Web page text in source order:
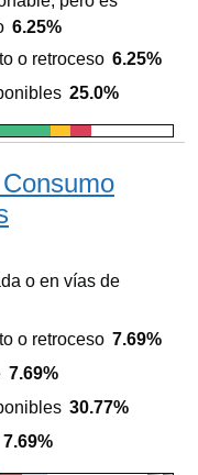
6.25%
o retroceso 6.25%
25.0%
o en vías de
o retroceso 7.69%
7.69%
30.77%
7.69%